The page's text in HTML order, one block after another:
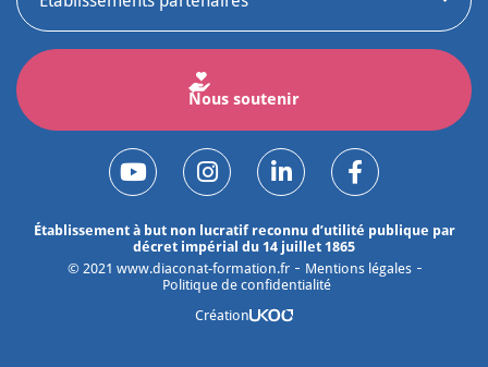
Nous soutenir
Établissement à but non lucratif reconnu d’utilité publique par
décret impérial du 14 juillet 1865
©2021 www.diaconat-formation.fr
Mentions légales
Politique de confidentialité
Création